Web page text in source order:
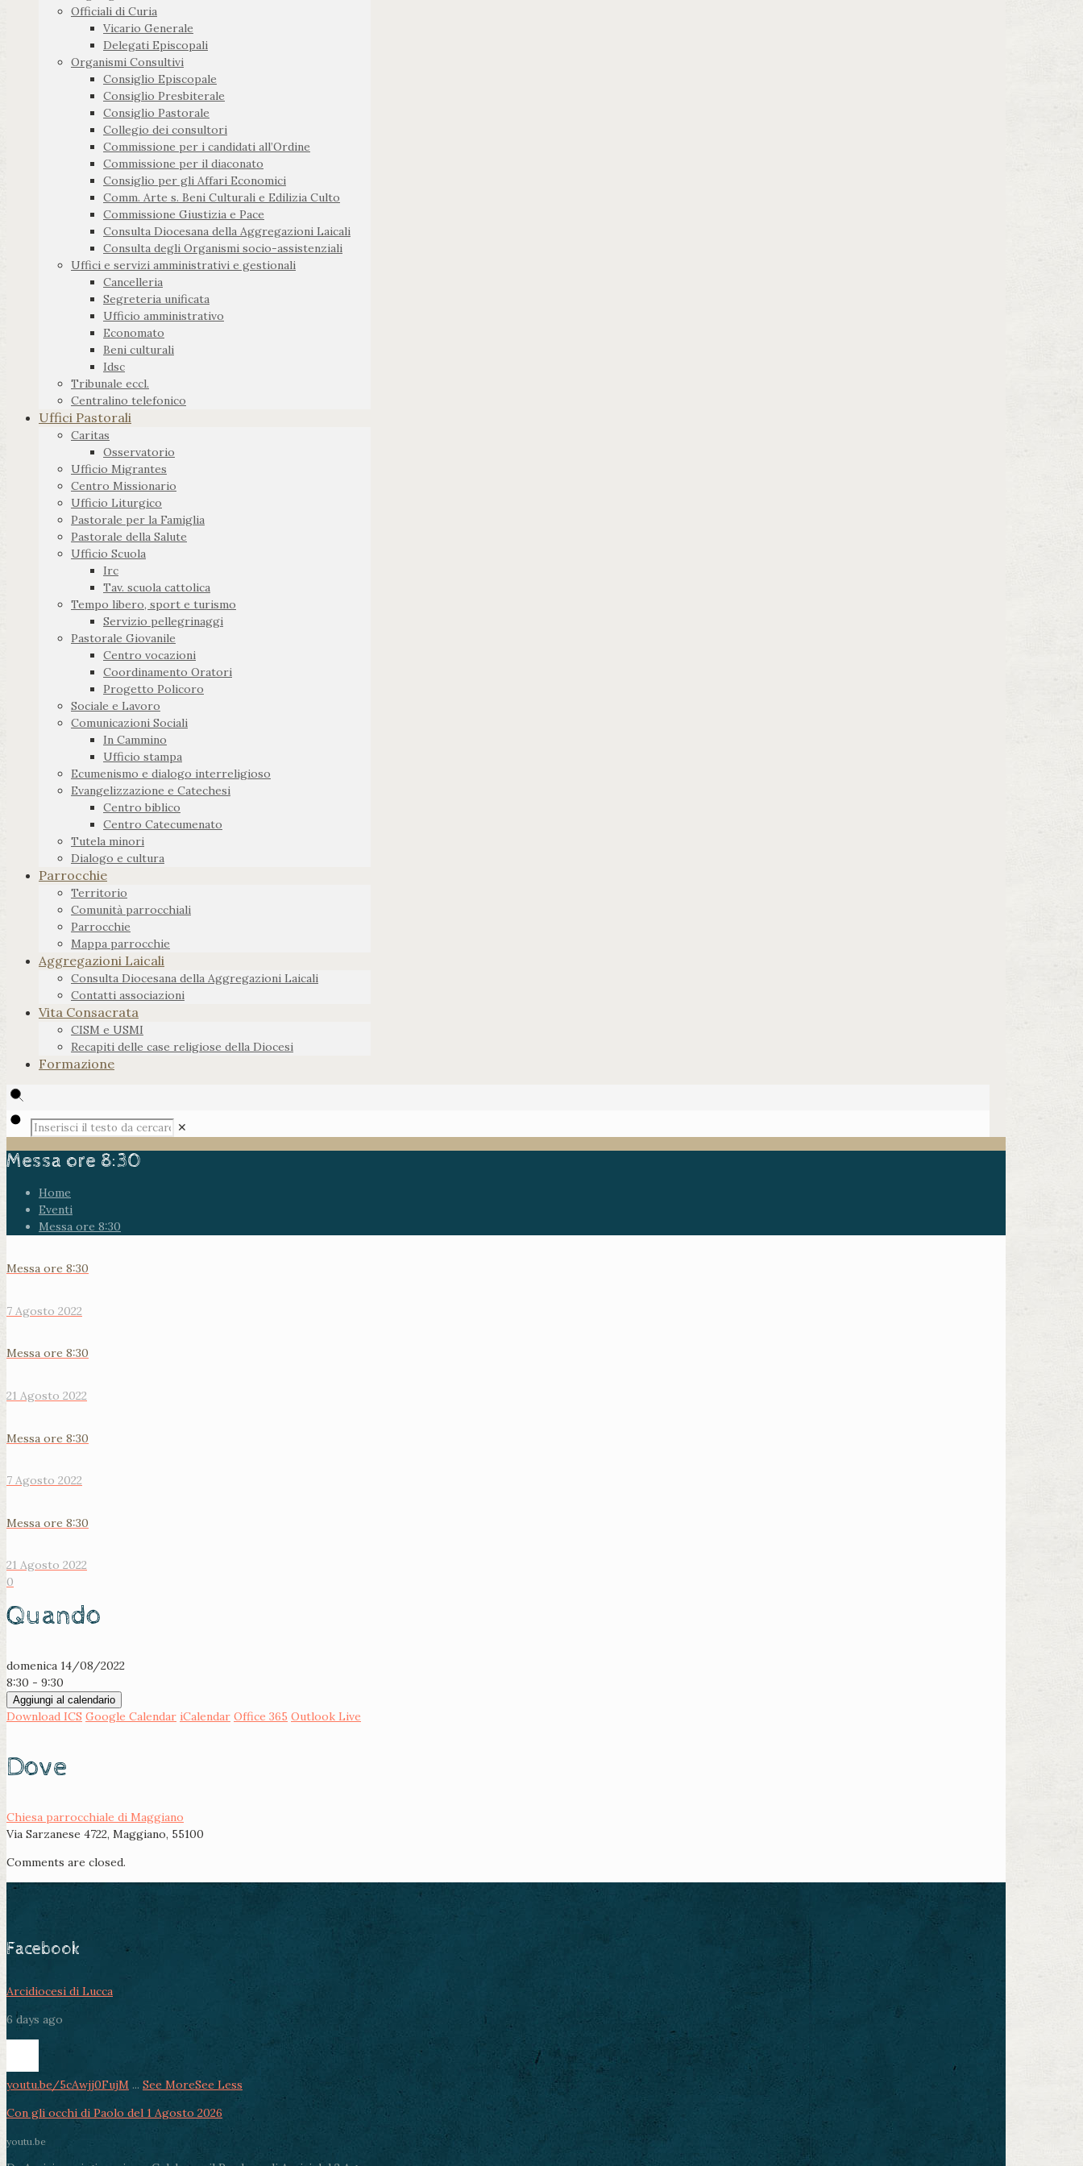
Officiali di Curia
Vicario Generale
Delegati Episcopali
Organismi Consultivi
Consiglio Episcopale
Consiglio Presbiterale
Consiglio Pastorale
Collegio dei consultori
Commissione per i candidati all’Ordine
Commissione per il diaconato
Consiglio per gli Affari Economici
Comm. Arte s. Beni Culturali e Edilizia Culto
Commissione Giustizia e Pace
Consulta Diocesana della Aggregazioni Laicali
Consulta degli Organismi socio-assistenziali
Uffici e servizi amministrativi e gestionali
Cancelleria
Segreteria unificata
Ufficio amministrativo
Economato
Beni culturali
Idsc
Tribunale eccl.
Centralino telefonico
Uffici Pastorali
Caritas
Osservatorio
Ufficio Migrantes
Centro Missionario
Ufficio Liturgico
Pastorale per la Famiglia
Pastorale della Salute
Ufficio Scuola
Irc
Tav. scuola cattolica
Tempo libero, sport e turismo
Servizio pellegrinaggi
Pastorale Giovanile
Centro vocazioni
Coordinamento Oratori
Progetto Policoro
Sociale e Lavoro
Comunicazioni Sociali
In Cammino
Ufficio stampa
Ecumenismo e dialogo interreligioso
Evangelizzazione e Catechesi
Centro biblico
Centro Catecumenato
Tutela minori
Dialogo e cultura
Parrocchie
Territorio
Comunità parrocchiali
Parrocchie
Mappa parrocchie
Aggregazioni Laicali
Consulta Diocesana della Aggregazioni Laicali
Contatti associazioni
Vita Consacrata
CISM e USMI
Recapiti delle case religiose della Diocesi
Formazione
✕
Messa ore 8:30
Home
Eventi
Messa ore 8:30
Messa ore 8:30
7 Agosto 2022
Messa ore 8:30
21 Agosto 2022
Messa ore 8:30
7 Agosto 2022
Messa ore 8:30
21 Agosto 2022
0
Quando
domenica 14/08/2022
8:30 - 9:30
Aggiungi al calendario
Download ICS Google Calendar iCalendar Office 365 Outlook Live
Dove
Chiesa parrocchiale di Maggiano
Via Sarzanese 4722, Maggiano, 55100
Comments are closed.
Facebook
Arcidiocesi di Lucca
6 days ago
youtu.be/5cAwjj0FujM ... See MoreSee Less
Con gli occhi di Paolo del 1 Agosto 2026
youtu.be